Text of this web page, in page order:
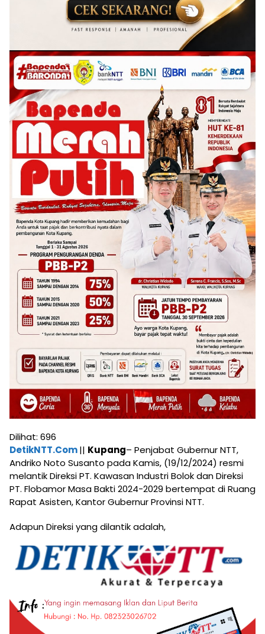
Dilihat: 696
DetikNTT.Com|| Kupang– Penjabat Gubernur NTT,
Andriko Noto Susanto pada Kamis, (19/12/2024) resmi
melantik Direksi PT. Kawasan Industri Bolok dan Direksi
PT. Flobamor Masa Bakti 2024-2029 bertempat di Ruang
Rapat Asisten, Kantor Gubernur Provinsi NTT.
Adapun Direksi yang dilantik adalah,